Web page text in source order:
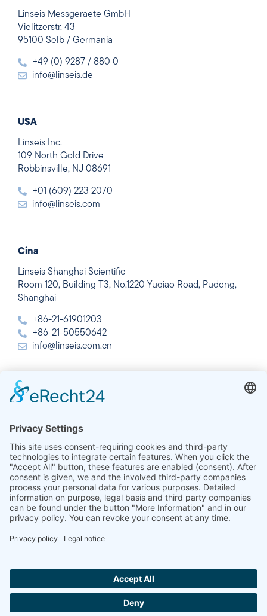
Linseis Messgeraete GmbH
Vielitzerstr. 43
95100 Selb / Germania
+49 (0) 9287 / 880 0
info@linseis.de
USA
Linseis Inc.
109 North Gold Drive
Robbinsville, NJ 08691
+01 (609) 223 2070
info@linseis.com
Cina
Linseis Shanghai Scientific
Room 120, Building T3, No.1220 Yuqiao Road, Pudong,
Shanghai
+86-21-61901203
+86-21-50550642
info@linseis.com.cn
India
Plot 65, 2nd Floor, Sai Enclave,
+91-11-42883851
sales@linseis.in
NEWSLETTERL'AZIENDAIMPRONTAPROTEZIONE CONTATTACI
GTC
Hallo ich bin LINAI! Wie kann ich dir